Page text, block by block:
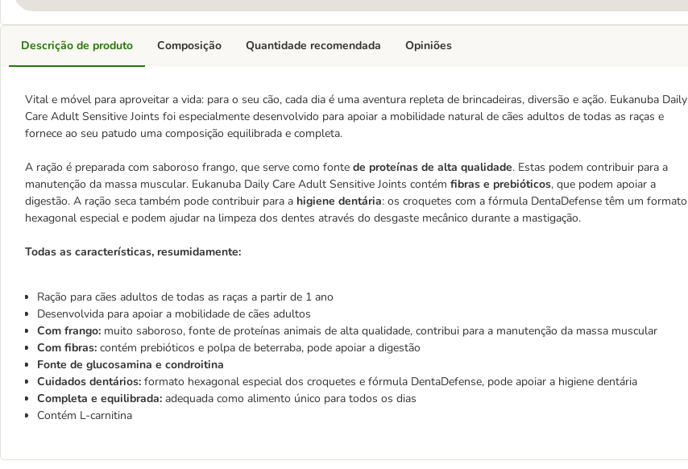
Descrição de produto
Vital e móvel para aproveitar a vida: para o seu cão, cada dia é uma aventura repleta de brincadeiras, diversão e ação. Eukanuba Daily
Care Adult Sensitive Joints foi especialmente desenvolvido para apoiar a mobilidade natural de cães adultos de todas as raças e
fornece ao seu patudo uma composição equilibrada e completa.
A ração é preparada com saboroso frango, que serve como fonte de proteínas de alta qualidade. Estas podem contribuir para a
manutenção da massa muscular. Eukanuba Daily Care Adult Sensitive Joints contém fibras e prebióticos, que podem apoiar a
digestão. A ração seca também pode contribuir para a higiene dentária: os croquetes com a fórmula DentaDefense têm um formato
hexagonal especial e podem ajudar na limpeza dos dentes através do desgaste mecânico durante a mastigação.
Todas as características, resumidamente:
Ração para cães adultos de todas as raças a partir de 1 ano
Desenvolvida para apoiar a mobilidade de cães adultos
Com frango: muito saboroso, fonte de proteínas animais de alta qualidade, contribui para a manutenção da massa muscular
Com fibras: contém prebióticos e polpa de beterraba, pode apoiar a digestão
Fonte de glucosamina e condroitina
Cuidados dentários: formato hexagonal especial dos croquetes e fórmula DentaDefense, pode apoiar a higiene dentária
Completa e equilibrada: adequada como alimento único para todos os dias
Contém L-carnitina
Composição Quantidade recomendada Opiniões